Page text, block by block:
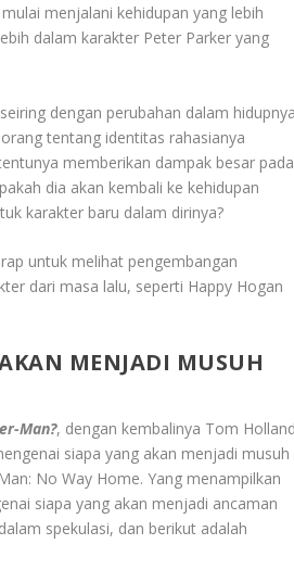
menjalani kehidupan yang lebih
dalam karakter Peter Parker yang
dengan perubahan dalam
tentang identitas rahasianya
memberikan dampak besar pada
dia akan kembali ke kehidupan
karakter baru dalam dirinya?
untuk melihat pengembangan
dari masa lalu, seperti Happy Hogan
MENJADI MUSUH
Man?, dengan kembalinya Tom
siapa yang akan menjadi musuh
No Way Home. Yang menampilkan
siapa yang akan menjadi ancaman
spekulasi, dan berikut adalah